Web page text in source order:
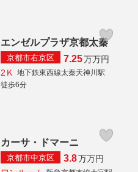
エンゼルプラザ京都太秦
京都市右京区 7.25万万円
2Ｋ
地下鉄東西線太秦天神川駅
徒歩6分
カーサ・ドマーニ
京都市中京区 3.8万万円